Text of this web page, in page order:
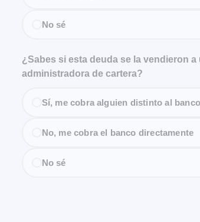
No sé
¿Sabes si esta deuda se la vendieron a
administradora de cartera?
Sí, me cobra alguien distinto al
No, me cobra el banco directamente
No sé